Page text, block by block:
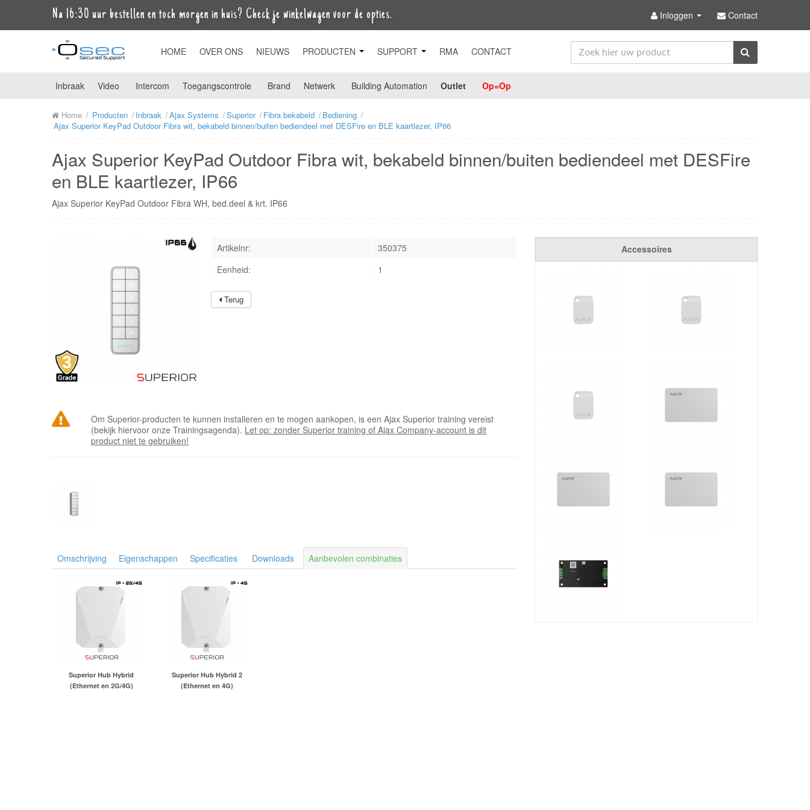
Na 16:30 uur bestellen en toch morgen in huis? Check je winkelwagen voor de opties. Inloggen Contact
HOME OVER ONS NIEUWS PRODUCTEN SUPPORT RMA CONTACT
Inbraak Video Intercom Toegangscontrole Brand Netwerk Building Automation Outlet Op=Op
Home Producten Inbraak Ajax Systems Superior Fibra bekabeld
Bediening
Ajax Superior KeyPad Outdoor Fibra wit, bekabeld binnen/buiten bediendeel met DESFire en BLE kaartlezer, IP66
Ajax Superior KeyPad Outdoor Fibra wit, bekabeld binnen/buiten bediendeel met DESFire
en BLE kaartlezer, IP66
Ajax Superior KeyPad Outdoor Fibra WH, bed.deel & krt. IP66
Artikelnr:
350375
Eenheid:
1
Terug
Om Superior-producten te kunnen installeren en te mogen aankopen, is een Ajax Superior training vereist
(bekijk hiervoor onze Trainingsagenda). Let op: zonder Superior training of Ajax Company-account is dit
product niet te gebruiken!
Omschrijving Eigenschappen Specificaties Downloads Aanbevolen combinaties
Superior Hub Hybrid
(Ethernet en 2G/4G)
Superior Hub Hybrid 2
(Ethernet en 4G)
Accessoires